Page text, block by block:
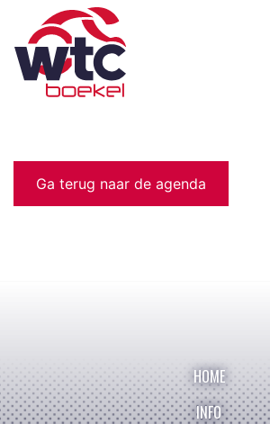
Ga terug naar de agenda
HOME
INFO